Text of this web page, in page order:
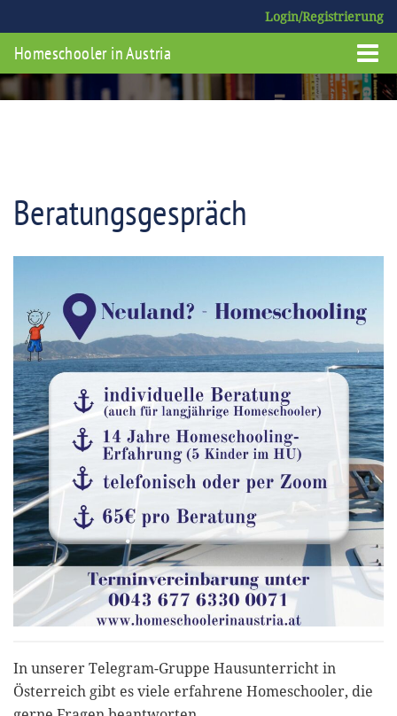
Login/Registrierung
Homeschooler in Austria
Beratungsgespräch
In unserer Telegram-Gruppe Hausunterricht in
Österreich gibt es viele erfahrene Homeschooler, die